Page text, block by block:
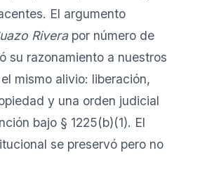
El argumento
Riverapor número de
su razonamiento a nuestros
mismo alivio: liberación,
y una orden judicial
bajo § 1225(b)(1). El
se preservó pero no